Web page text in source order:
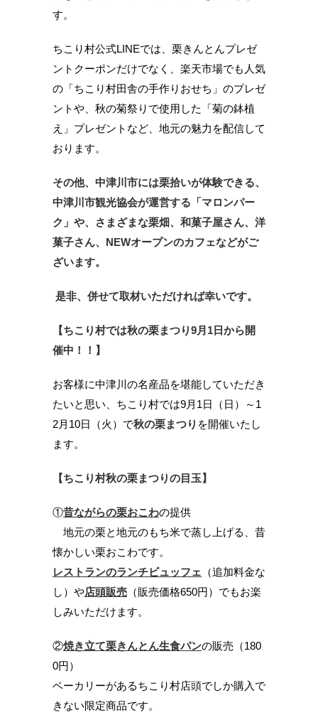
す。
ちこり村公式LINEでは、栗きんとんプレゼ
ントクーポンだけでなく、楽天市場でも人気
の「ちこり村田舎の手作りおせち」のプレゼ
ントや、秋の菊祭りで使用した「菊の鉢植
え」プレゼントなど、地元の魅力を配信して
おります。
その他、中津川市には栗拾いが体験できる、
中津川市観光協会が運営する「マロンパー
ク」や、さまざまな栗畑、和菓子屋さん、洋
菓子さん、NEWオープンのカフェなどがご
ざいます。
是非、併せて取材いただければ幸いです。
【ちこり村では秋の栗まつり9月1日から開
催中！！】
お客様に中津川の名産品を堪能していただき
たいと思い、ちこり村では9月1日（日）～1
2月10日（火）で秋の栗まつり を開催いたし
ます。
【ちこり村秋の栗まつりの目玉】
①昔ながらの栗おこわの提供
地元の栗と地元のもち米で蒸し上げる、昔
懐かしい栗おこわです。
レストランのランチビュッフェ （追加料金な
し）や店頭販売 （販売価格650円）でもお楽
しみいただけます。
②焼き立て栗きんとん生食パンの販売（180
0円）
ベーカリーがあるちこり村店頭でしか購入で
きない限定商品です。